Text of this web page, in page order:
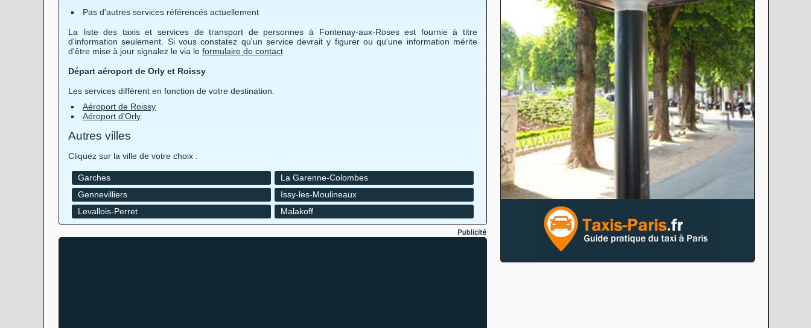
Pas d'autres services référencés actuellement
La liste des taxis et services de transport de personnes à Fontenay-aux-Roses est fournie à titre
d'information seulement. Si vous constatez qu'un service devrait y figurer ou qu'une information mérite
d'être mise à jour signalez le via le formulaire de contact
Départ aéroport de Orly et Roissy
Les services diffèrent en fonction de votre destination.
Aéroport de Roissy
Aéroport d'Orly
Autres villes
Cliquez sur la ville de votre choix :
Garches
La Garenne-Colombes
Gennevilliers
Issy-les-Moulineaux
Levallois-Perret
Malakoff